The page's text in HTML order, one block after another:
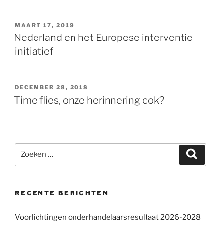
GEPLAATST
OP
MAART 17, 2019
Nederland en het Europese interventie
initiatief
GEPLAATST
OP
DECEMBER 28, 2018
Time flies, onze herinnering ook?
RECENTE BERICHTEN
Voorlichtingen onderhandelaarsresultaat 2026-2028